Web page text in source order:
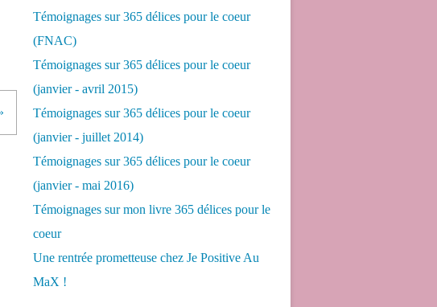
Témoignages sur 365 délices pour le coeur
(FNAC)
Témoignages sur 365 délices pour le coeur
(janvier - avril 2015)
Témoignages sur 365 délices pour le coeur
(janvier - juillet 2014)
Témoignages sur 365 délices pour le coeur
(janvier - mai 2016)
Témoignages sur mon livre 365 délices pour le
coeur
Une rentrée prometteuse chez Je Positive Au
MaX !